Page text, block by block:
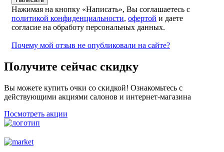
Нажимая на кнопку «Написать», Вы соглашаетесь с
политикой конфиденциальности, офертой и даете
согласие на обработу персональных данных.
Почему мой отзыв не опубликовали на сайте?
Получите сейчас скидку
Вы можете купить очки со скидкой! Ознакомьтесь с
действующими акциями салонов и интернет-магазина
Посмотреть акции